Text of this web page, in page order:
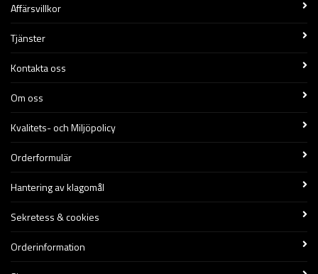
Affärsvillkor
Tjänster
Kontakta oss
Om oss
Kvalitets- och Miljöpolicy
Orderformulär
Hantering av klagomål
Sekretess & cookies
Orderinformation